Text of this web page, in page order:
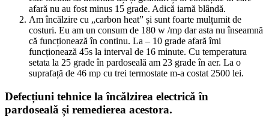
afară nu au fost minus 15 grade. Adică iarnă blândă.
Am încălzire cu „carbon heat” și sunt foarte mulțumit de
costuri. Eu am un consum de 180 w /mp dar asta nu înseamnă
că funcționează în continu. La – 10 grade afară îmi
funcționează 45s la interval de 16 minute. Cu temperatura
setata la 25 grade în pardoseală am 23 grade în aer. La o
suprafață de 46 mp cu trei termostate m-a costat 2500 lei.
Defecțiuni tehnice la încălzirea electrică în
pardoseală și remedierea acestora.